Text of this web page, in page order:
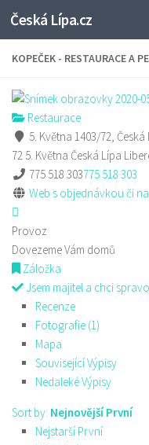
Skip to content
Česká Lípa.cz
KOPEČEK - RESTAURACE A
Restaurace
5. Května 1403/72,
72 5. Května Česká Lípa
775 518 303775 518 303
Web s objednávkou či
Provoz
Dovezeme Vám domů
Záložka
Jsem majitel a chci
Recenze
Fotografie (1)
Mapa
Související Výpisy
Nedaleké Výpisy
Sort by: Nejnovější První
Nejstarší První